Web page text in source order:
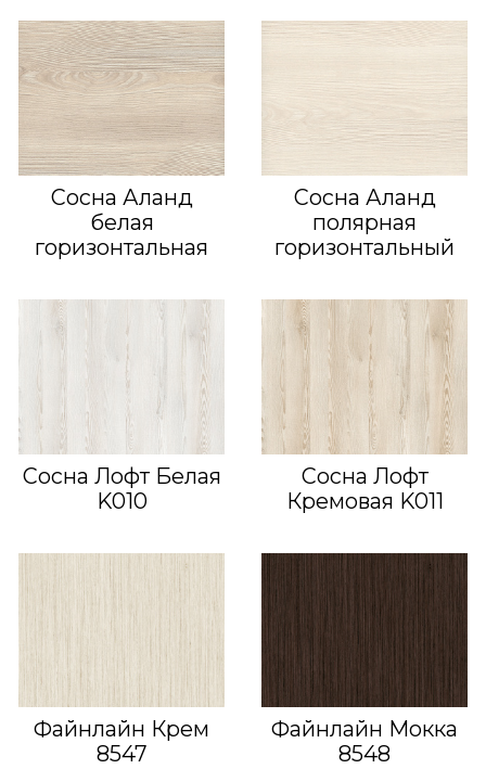
Сосна Аланд
белая
горизонтальная
Сосна Аланд
полярная
горизонтальный
Сосна Лофт Белая
K010
Сосна Лофт
Кремовая K011
Файнлайн Крем
8547
Файнлайн Мокка
8548